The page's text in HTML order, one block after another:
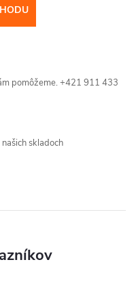
pomôžeme. +421 911 433
skladoch